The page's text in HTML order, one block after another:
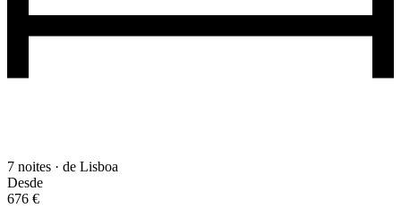
7 noites · de Lisboa
Desde
676 €